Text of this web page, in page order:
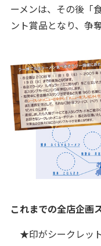
ーメンは、その後「
ント賞品となり、争
これまでの全店企画
★印がシークレッ